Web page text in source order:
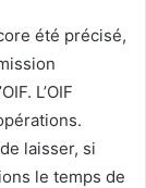
été précisé,
L’OIF
laisser, si
le temps de